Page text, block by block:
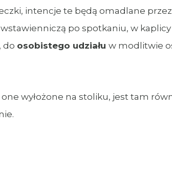
intencje te będą omadlane przez
po spotkaniu, w
do osobistego udziału w modlitwie
one wyłożone na stoliku, jest tam